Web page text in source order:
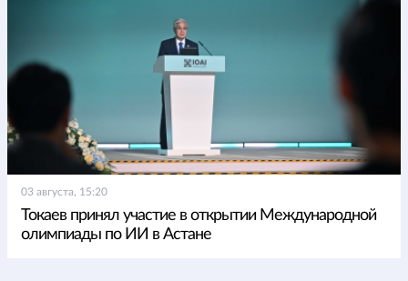
03 августа, 15:20
Токаев принял участие в открытии Международной
олимпиады по ИИ в Астане